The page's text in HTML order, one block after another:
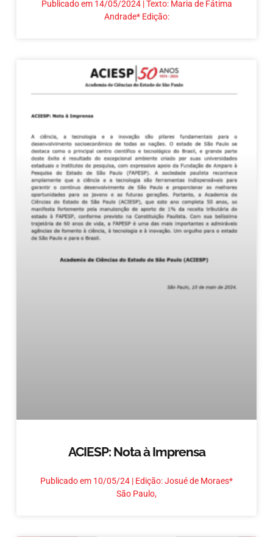
Publicado em 14/05/2024 | Texto: Maria de Fátima
Andrade* Edição:
ACIESP: Nota à Imprensa
Publicado em 10/05/24 | Edição: Josué de Moraes*
São Paulo,